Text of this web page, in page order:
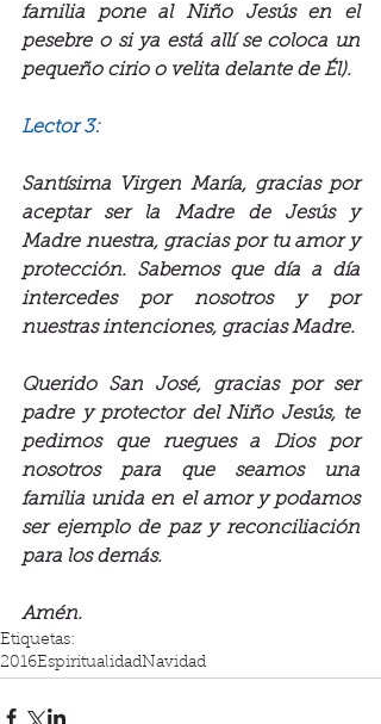
familia pone al Niño Jesús en el
pesebre o si ya está allí se coloca un
pequeño cirio o velita delante de Él).
Lector 3:
Santísima Virgen María, gracias por
aceptar ser la Madre de Jesús y
Madre nuestra, gracias por tu amor y
protección. Sabemos que día a día
intercedes por nosotros y por
nuestras intenciones, gracias Madre.
Querido San José, gracias por ser
padre y protector del Niño Jesús, te
pedimos que ruegues a Dios por
nosotros para que seamos una
familia unida en el amor y podamos
ser ejemplo de paz y reconciliación
para los demás.
Amén.
Etiquetas:
2016EspiritualidadNavidad